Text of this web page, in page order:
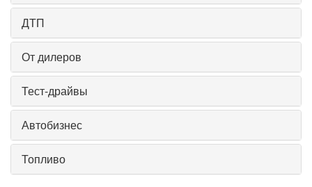
ДТП
От дилеров
Тест-драйвы
Автобизнес
Топливо